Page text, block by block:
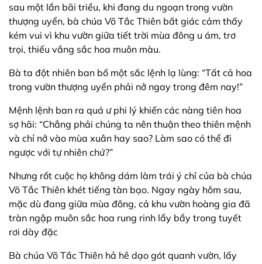
sau một lần bãi triều, khi đang du ngoạn trong vườn
thượng uyển, bà chúa Võ Tắc Thiên bất giác cảm thấy
kém vui vì khu vườn giữa tiết trời mùa đông u ám, trơ
trọi, thiếu vắng sắc hoa muôn màu.
Bà ta đột nhiên ban bố một sắc lệnh lạ lùng: “Tất cả hoa
trong vườn thượng uyển phải nở ngay trong đêm nay!”
Mệnh lệnh ban ra quá ư phi lý khiến các nàng tiên hoa
sợ hãi: “Chẳng phải chúng ta nên thuận theo thiên mệnh
và chỉ nở vào mùa xuân hay sao? Làm sao có thể đi
ngược với tự nhiên chứ?”
Nhưng rốt cuộc họ không dám làm trái ý chỉ của bà chúa
Võ Tắc Thiên khét tiếng tàn bạo. Ngay ngày hôm sau,
mặc dù đang giữa mùa đông, cả khu vườn hoàng gia đã
tràn ngập muôn sắc hoa rung rinh lẩy bẩy trong tuyết
rơi dày đặc
Bà chúa Võ Tắc Thiên hả hê dạo gót quanh vườn, lấy